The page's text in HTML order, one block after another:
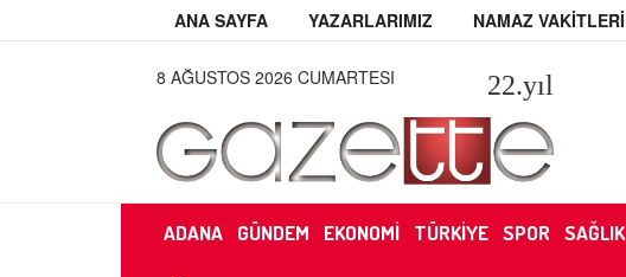
ANA SAYFA YAZARLARIMIZ NAMAZ VAKİTLERİ
8 AĞUSTOS 2026 CUMARTESI 22.yıl
ADANA GÜNDEM EKONOMİ TÜRKİYE SPOR SAĞLIK